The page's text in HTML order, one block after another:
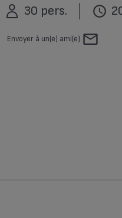
Plat
30 pers.
Envoyer à un(e) ami(e)